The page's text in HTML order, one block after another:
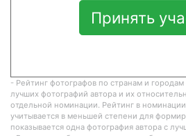
Принять
- Рейтинг фотографов по странам и городам
лучших фотографий автора и их
отдельной номинации. Рейтинг в
учитывается в меньшей степени для
показывается одна фотография автора с